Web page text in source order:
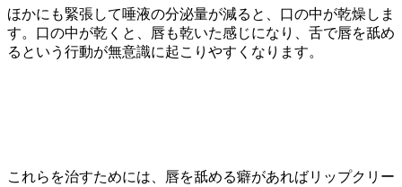
ほかにも緊張して唾液の分泌量が減ると、口の中が乾燥しま
す。口の中が乾くと、唇も乾いた感じになり、舌で唇を舐め
るという行動が無意識に起こりやすくなります。
これらを治すためには、唇を舐める癖があればリップクリー